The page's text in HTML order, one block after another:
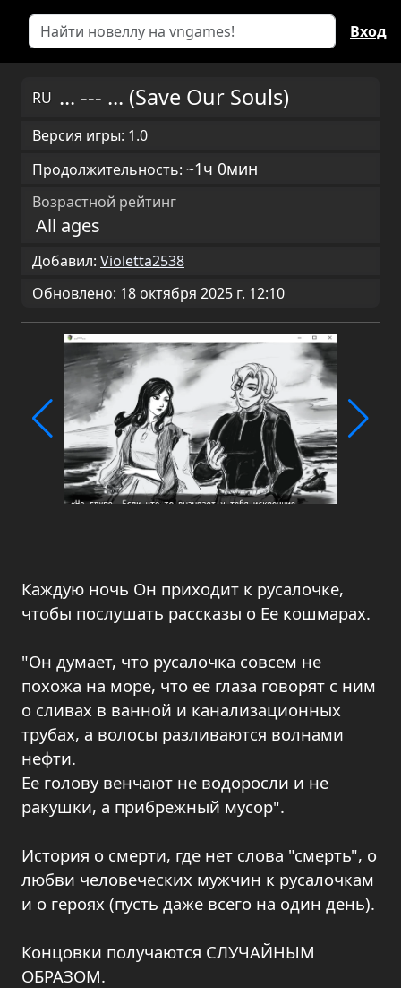
Вход
RU ... --- ... (Save Our Souls)
Версия игры: 1.0
Продолжительность: ~1ч 0мин
Возрастной рейтинг
All ages
Добавил: Violetta2538
Обновлено: 18 октября 2025 г. 12:10
Каждую ночь Он приходит к русалочке,
чтобы послушать рассказы о Ее кошмарах.
"Он думает, что русалочка совсем не
похожа на море, что ее глаза говорят с ним
о сливах в ванной и канализационных
трубах, а волосы разливаются волнами
нефти.
Ее голову венчают не водоросли и не
ракушки, а прибрежный мусор".
История о смерти, где нет слова "смерть", о
любви человеческих мужчин к русалочкам
и о героях (пусть даже всего на один день).
Концовки получаются СЛУЧАЙНЫМ
ОБРАЗОМ.